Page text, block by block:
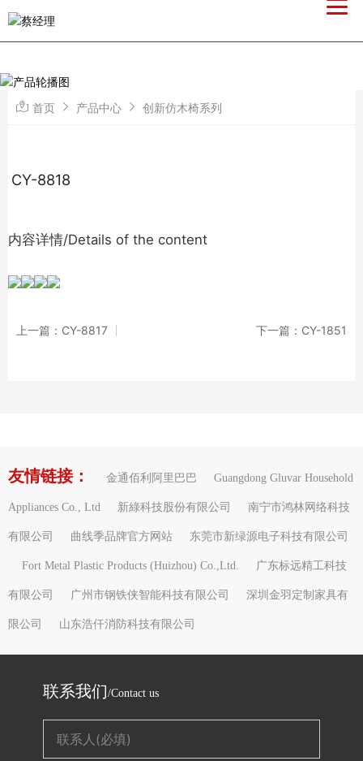
首页 产品中心 创新仿木椅系列
CY-8818
内容详情/Details of the content
上一篇：CY-8817 下一篇：CY-1851
友情链接： 金通佰利阿里巴巴 Guangdong Gluvar Household
Appliances Co., Ltd 新綠科技股份有限公司 南宁市鸿林网络科技
有限公司 曲线季品牌官方网站 东莞市新绿源电子科技有限公司
Fort Metal Plastic Products (Huizhou) Co.,Ltd. 广东标远精工科技
有限公司 广州市钢铁侠智能科技有限公司 深圳金羽定制家具有
限公司 山东浩仟消防科技有限公司
联系我们/Contact us